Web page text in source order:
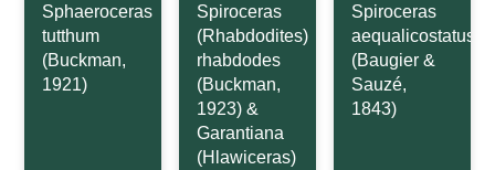
Sphaeroceras
tutthum
(Buckman,
1921)
Spiroceras
(Rhabdodites)
rhabdodes
(Buckman,
1923) &
Garantiana
(Hlawiceras)
Spiroceras
aequalicostatus
(Baugier &
Sauzé,
1843)